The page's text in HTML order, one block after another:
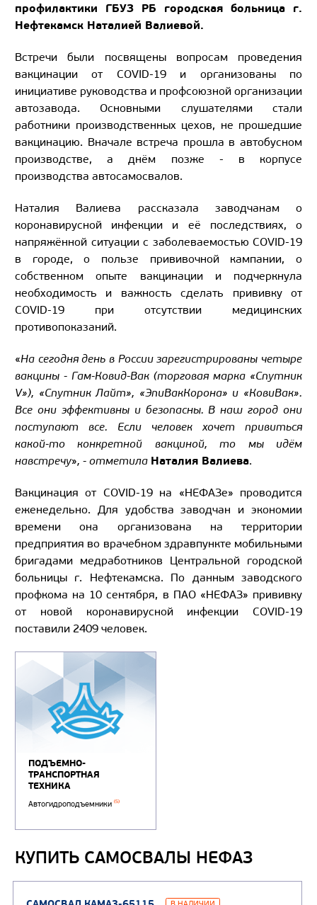
профилактики ГБУЗ РБ городская больница г.
Нефтекамск Наталией Валиевой.
Встречи были посвящены вопросам проведения
вакцинации от COVID-19 и организованы по
инициативе руководства и профсоюзной организации
автозавода. Основными слушателями стали
работники производственных цехов, не прошедшие
вакцинацию. Вначале встреча прошла в автобусном
производстве, а днём позже - в корпусе
производства автосамосвалов.
Наталия Валиева рассказала заводчанам о
коронавирусной инфекции и её последствиях, о
напряжённой ситуации с заболеваемостью COVID-19
в городе, о пользе прививочной кампании, о
собственном опыте вакцинации и подчеркнула
необходимость и важность сделать прививку от
COVID-19 при отсутствии медицинских
противопоказаний.
«На сегодня день в России зарегистрированы четыре
вакцины - Гам-Ковид-Вак (торговая марка «Спутник
V»), «Спутник Лайт», «ЭпиВакКорона» и «КовиВак».
Все они эффективны и безопасны. В наш город они
поступают все. Если человек хочет привиться
какой-то конкретной вакциной, то мы идём
навстречу», - отметила Наталия Валиева.
Вакцинация от COVID-19 на «НЕФАЗе» проводится
еженедельно. Для удобства заводчан и экономии
времени она организована на территории
предприятия во врачебном здравпункте мобильными
бригадами медработников Центральной городской
больницы г. Нефтекамска. По данным заводского
профкома на 10 сентября, в ПАО «НЕФАЗ» прививку
от новой коронавирусной инфекции COVID-19
поставили 2409 человек.
КУПИТЬ САМОСВАЛЫ НЕФАЗ